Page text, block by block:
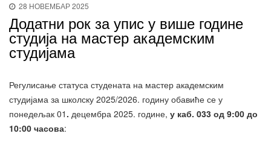
28 НОВЕМБАР 2025
Додатни рок за упис у више године
студија на мастер академским
студијама
Регулисање статуса студената на мастер академским
студијама за школску 2025/2026. годину обавиће се у
понедељак 01 . децембра 2025. године, у каб. 033 од 9:00 до
10:00 часова: